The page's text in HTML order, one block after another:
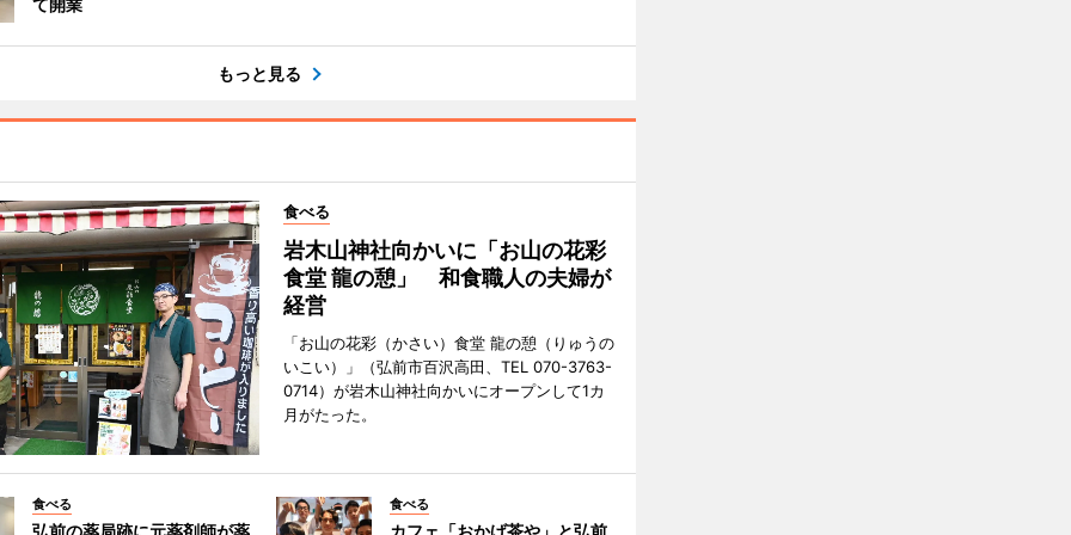
て開業
もっと見る
食べる
岩木山神社向かいに「お山の花彩
食堂 龍の憩」 和食職人の夫婦が
経営
「お山の花彩（かさい）食堂 龍の憩（りゅうの
いこい）」（弘前市百沢高田、TEL 070-3763-
0714）が岩木山神社向かいにオープンして1カ
月がたった。
食べる
弘前の薬局跡に元薬剤師が薬
食べる
カフェ「おかげ茶や」と弘前